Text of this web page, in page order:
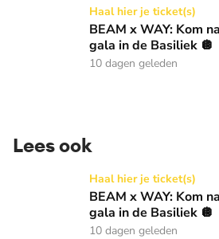
BEAM x WAY: Kom naar ons
Haal hier je ticket(s)
BEAM x WAY: Kom
gala in de Basiliek 🪩
10 dagen geleden
Lees ook
BEAM x WAY: Kom naar ons
Haal hier je ticket(s)
BEAM x WAY: Kom
gala in de Basiliek 🪩
10 dagen geleden